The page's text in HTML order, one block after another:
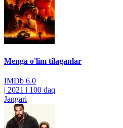
Menga o'lim tilaganlar
IMDb 6.0
| 2021 | 100 daq
Jangari